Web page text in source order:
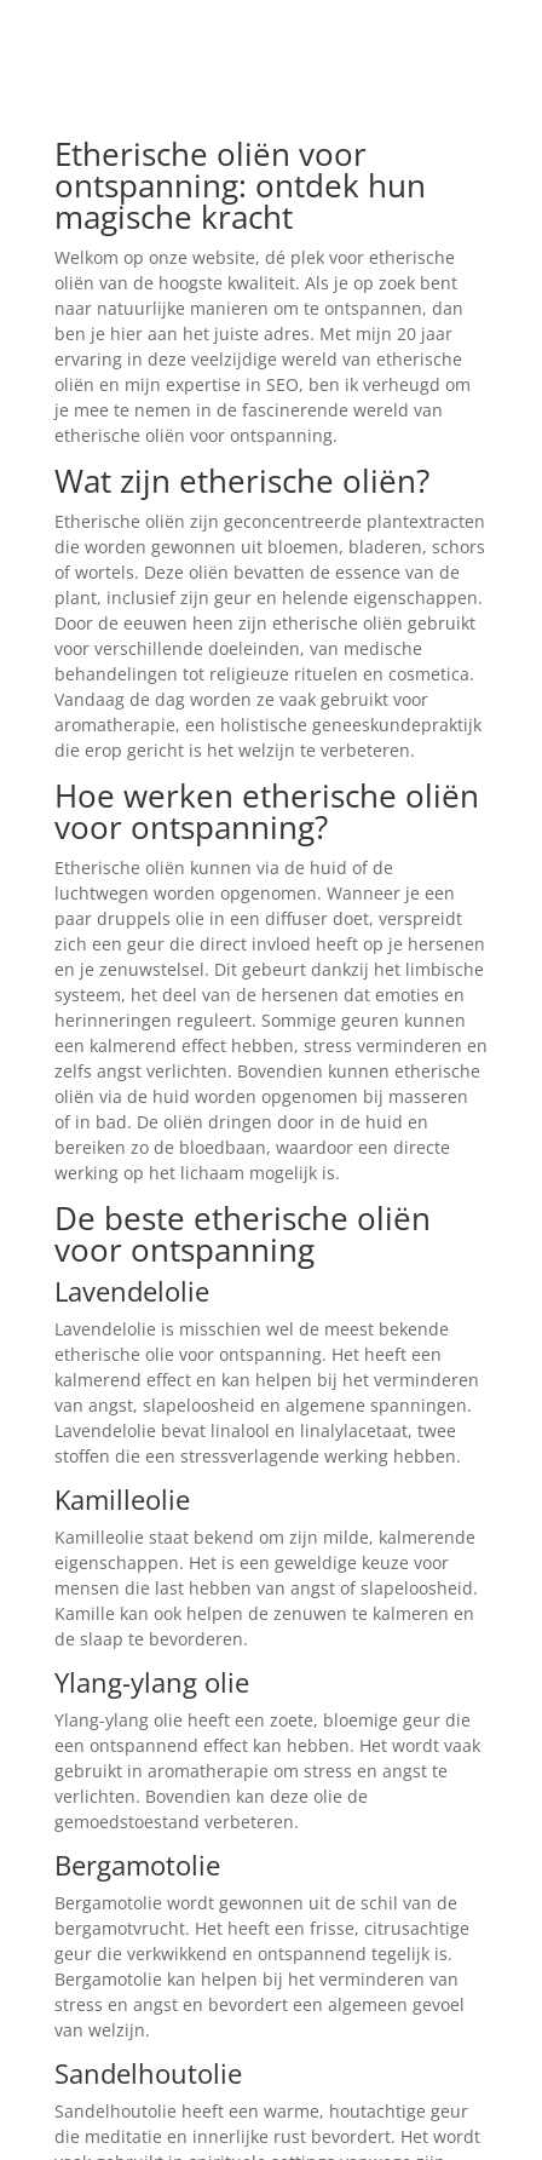
Etherische oliën voor
ontspanning: ontdek hun
magische kracht
Welkom op onze website, dé plek voor etherische
oliën van de hoogste kwaliteit. Als je op zoek bent
naar natuurlijke manieren om te ontspannen, dan
ben je hier aan het juiste adres. Met mijn 20 jaar
ervaring in deze veelzijdige wereld van etherische
oliën en mijn expertise in SEO, ben ik verheugd om
je mee te nemen in de fascinerende wereld van
etherische oliën voor ontspanning.
Wat zijn etherische oliën?
Etherische oliën zijn geconcentreerde plantextracten
die worden gewonnen uit bloemen, bladeren, schors
of wortels. Deze oliën bevatten de essence van de
plant, inclusief zijn geur en helende eigenschappen.
Door de eeuwen heen zijn etherische oliën gebruikt
voor verschillende doeleinden, van medische
behandelingen tot religieuze rituelen en cosmetica.
Vandaag de dag worden ze vaak gebruikt voor
aromatherapie, een holistische geneeskundepraktijk
die erop gericht is het welzijn te verbeteren.
Hoe werken etherische oliën
voor ontspanning?
Etherische oliën kunnen via de huid of de
luchtwegen worden opgenomen. Wanneer je een
paar druppels olie in een diffuser doet, verspreidt
zich een geur die direct invloed heeft op je hersenen
en je zenuwstelsel. Dit gebeurt dankzij het limbische
systeem, het deel van de hersenen dat emoties en
herinneringen reguleert. Sommige geuren kunnen
een kalmerend effect hebben, stress verminderen en
zelfs angst verlichten. Bovendien kunnen etherische
oliën via de huid worden opgenomen bij masseren
of in bad. De oliën dringen door in de huid en
bereiken zo de bloedbaan, waardoor een directe
werking op het lichaam mogelijk is.
De beste etherische oliën
voor ontspanning
Lavendelolie
Lavendelolie is misschien wel de meest bekende
etherische olie voor ontspanning. Het heeft een
kalmerend effect en kan helpen bij het verminderen
van angst, slapeloosheid en algemene spanningen.
Lavendelolie bevat linalool en linalylacetaat, twee
stoffen die een stressverlagende werking hebben.
Kamilleolie
Kamilleolie staat bekend om zijn milde, kalmerende
eigenschappen. Het is een geweldige keuze voor
mensen die last hebben van angst of slapeloosheid.
Kamille kan ook helpen de zenuwen te kalmeren en
de slaap te bevorderen.
Ylang-ylang olie
Ylang-ylang olie heeft een zoete, bloemige geur die
een ontspannend effect kan hebben. Het wordt vaak
gebruikt in aromatherapie om stress en angst te
verlichten. Bovendien kan deze olie de
gemoedstoestand verbeteren.
Bergamotolie
Bergamotolie wordt gewonnen uit de schil van de
bergamotvrucht. Het heeft een frisse, citrusachtige
geur die verkwikkend en ontspannend tegelijk is.
Bergamotolie kan helpen bij het verminderen van
stress en angst en bevordert een algemeen gevoel
van welzijn.
Sandelhoutolie
Sandelhoutolie heeft een warme, houtachtige geur
die meditatie en innerlijke rust bevordert. Het wordt